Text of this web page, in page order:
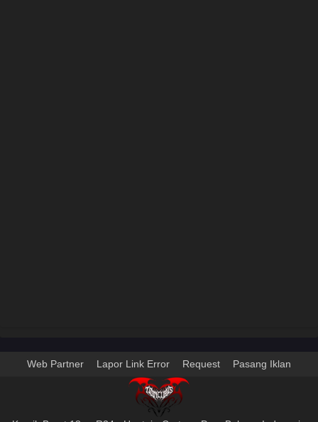
Web Partner Lapor Link Error Request Pasang Iklan